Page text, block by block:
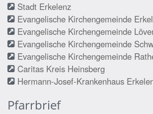
Stadt Erkelenz
Evangelische Kirchengemeinde
Evangelische Kirchengemeinde
Evangelische Kirchengemeinde
Evangelische Kirchengemeinde
Caritas Kreis Heinsberg
Hermann-Josef-Krankenhaus
Pfarrbrief